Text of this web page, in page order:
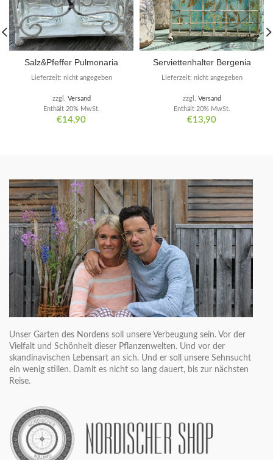
Salz&Pfeffer Pulmonaria
€14,90
Enthält 20% MwSt.
zzgl. Versand
Lieferzeit: nicht angegeben
Serviettenhalter Bergenia
€13,90
Enthält 20% MwSt.
zzgl. Versand
Lieferzeit: nicht angegeben
Unser Garten des Nordens soll unsere Verbeugung sein. Vor der
Vielfalt und Schönheit dieser Pflanzenwelten. Und vor der
skandinavischen Lebensart an sich. Und er soll unsere Sehnsucht
ein wenig stillen. Damit es nicht so lang dauert, bis zur nächsten
Reise.